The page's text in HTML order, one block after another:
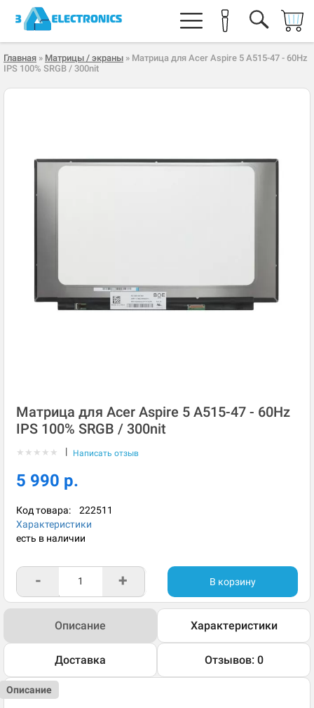
Главная » Матрицы / экраны » Матрица для Acer Aspire 5 A515-47 - 60Hz
IPS 100% SRGB / 300nit
Матрица для Acer Aspire 5 A515-47 - 60Hz
IPS 100% SRGB / 300nit
★ ★ ★ ★ ★ | Написать отзыв
5 990 р.
Код товара: 222511
Характеристики
есть в наличии
- + В корзину
Описание Характеристики
Доставка Отзывов: 0
Описание